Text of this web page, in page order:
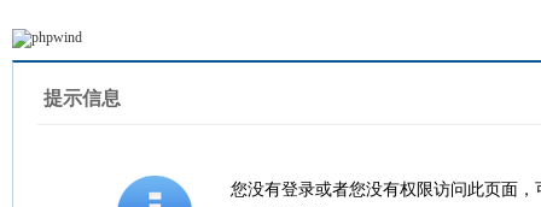
提示信息
您没有登录或者您没有权限访问此页面